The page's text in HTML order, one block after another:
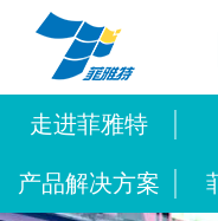
走进菲雅特
产品解决方案